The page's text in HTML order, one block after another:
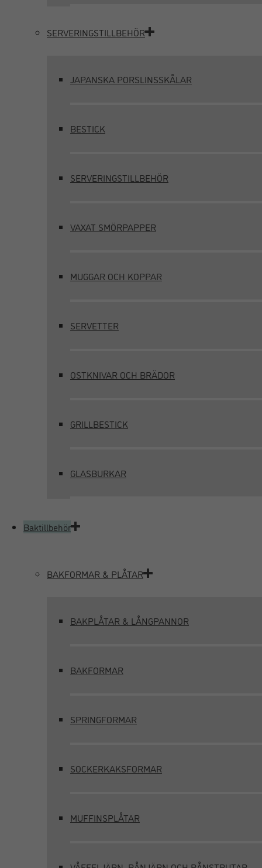
SERVERINGSTILLBEHÖR
JAPANSKA PORSLINSSKÅLAR
BESTICK
SERVERINGSTILLBEHÖR
VAXAT SMÖRPAPPER
MUGGAR OCH KOPPAR
SERVETTER
OSTKNIVAR OCH BRÄDOR
GRILLBESTICK
GLASBURKAR
Baktillbehör
BAKFORMAR & PLÅTAR
BAKPLÅTAR & LÅNGPANNOR
BAKFORMAR
SPRINGFORMAR
SOCKERKAKSFORMAR
MUFFINSPLÅTAR